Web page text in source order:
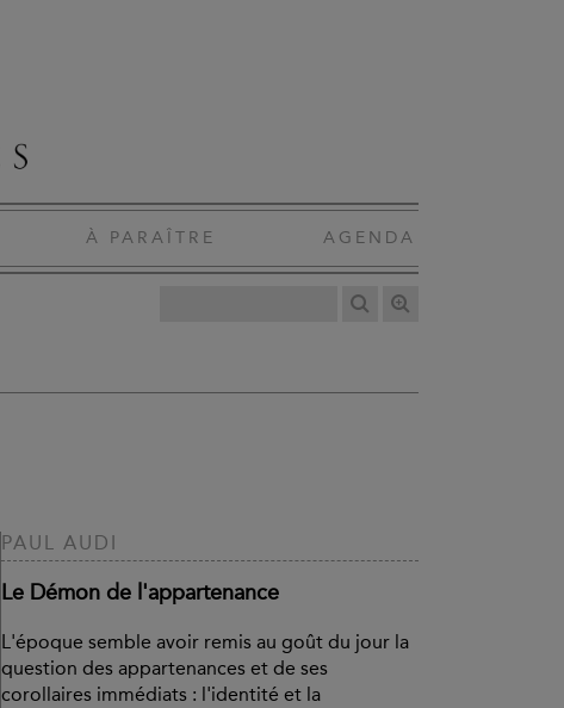
À PARAÎTRE AGENDA
PAUL AUDI
Le Démon de l'appartenance
L'époque semble avoir remis au goût du jour la
question des appartenances et de ses
corollaires immédiats : l'identité et la